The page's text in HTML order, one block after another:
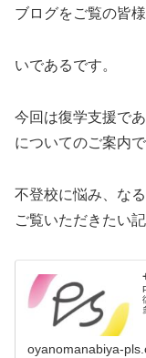
ブログをご覧の皆
いであるです。
今回は復学支援で
についてのご案内で
不登校に悩み、な
ご覧いただきたい
oyanomanabiya-